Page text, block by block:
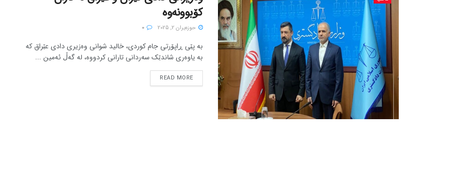
کۆبوونەوە
حوزه‌یران 2, 2025
بە پێی ڕاپۆرتی جام کوردی، خالید شوانی وەزیری دادی عێراق کە
بە یاوەری شاندێک سەردانی تارانی کردووە، لە گەڵ ئەمین ...
READ MORE